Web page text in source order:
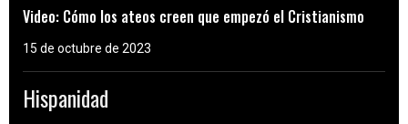
Video: Cómo los ateos creen que empezó el Cristianismo
15 de octubre de 2023
Hispanidad